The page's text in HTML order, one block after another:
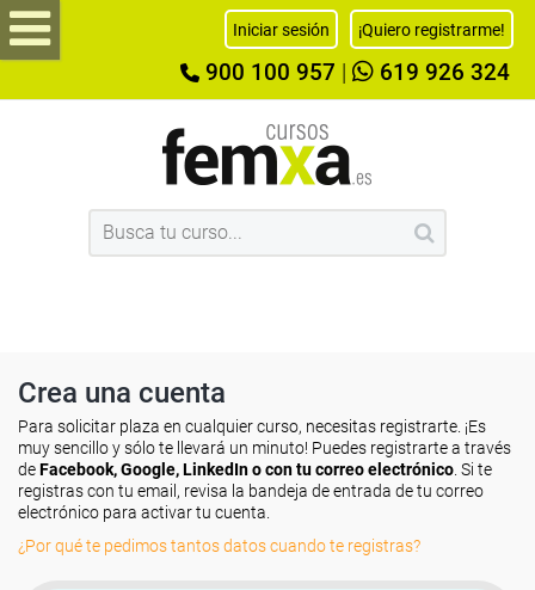
Iniciar sesión ¡Quiero registrarme!
900 100 957 619 926 324
Crea una cuenta
Para solicitar plaza en cualquier curso, necesitas registrarte. ¡Es
muy sencillo y sólo te llevará un minuto! Puedes registrarte a través
deFacebook, Google, LinkedIn o con tu correo electrónico . Si te
registras con tu email, revisa la bandeja de entrada de tu correo
electrónico para activar tu cuenta.
¿Por qué te pedimos tantos datos cuando te registras?